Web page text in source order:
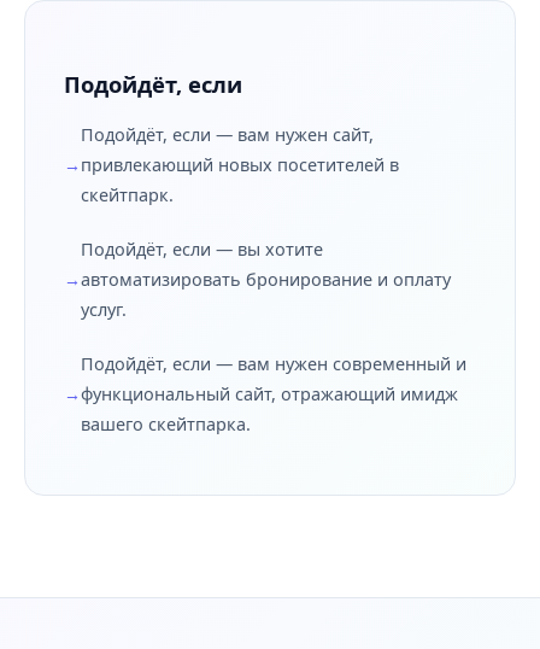
Подойдёт, если
Подойдёт, если — вам нужен сайт,
привлекающий новых посетителей в
скейтпарк.
Подойдёт, если — вы хотите
автоматизировать бронирование и оплату
услуг.
Подойдёт, если — вам нужен современный и
функциональный сайт, отражающий имидж
вашего скейтпарка.